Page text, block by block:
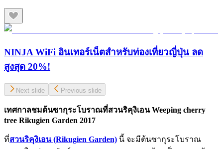
NINJA WiFi อินเทอร์เน็ตสำหรับท่องเที่ยวญี่ปุ่น ลด
สูงสุด 20%!
Next slide Previous slide
เทศกาลชมต้นซากุระโบราณที่สวนริคุงิเอน Weeping cherry
tree Rikugien Garden 2017
ที่สวนริคุงิเอน (Rikugien Garden) นี้ จะมีต้นซากุระโบราณ